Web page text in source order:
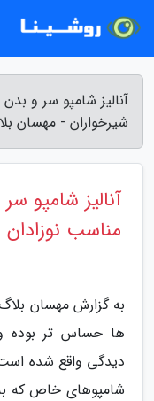
آنالیز شامپو سر و
شیرخواران - مهسان
آنالیز شامپو
مناسب
به گزارش مهسان
ها حساس تر
دیدگی واقع شده
شامپوهای خاص که